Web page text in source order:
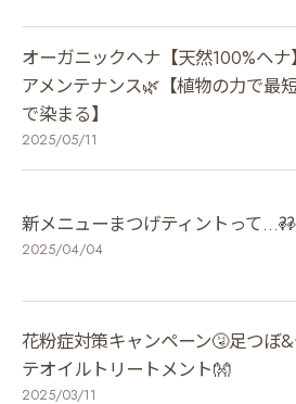
オーガニックヘナ【天然100%ヘ
アメンテナンス🌿【植物の力で最
で染まる】
2025/05/11
新メニューまつげティントって
2025/04/04
花粉症対策キャンペーン🤧足つぼ
テオイルトリートメント👐
2025/03/11